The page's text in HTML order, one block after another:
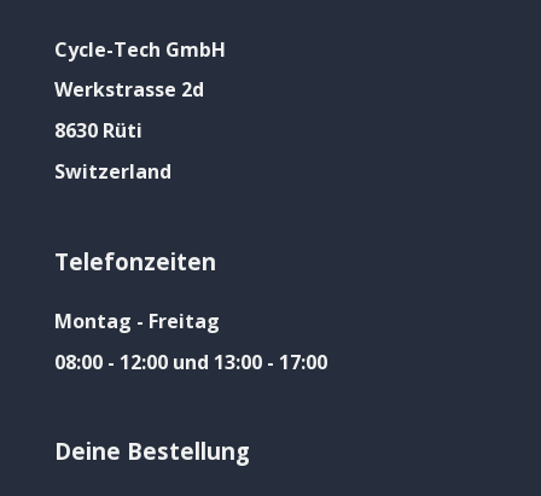
Cycle-Tech GmbH
Werkstrasse 2d
8630 Rüti
Switzerland
Telefonzeiten
Montag - Freitag
08:00 - 12:00 und 13:00 - 17:00
Deine Bestellung